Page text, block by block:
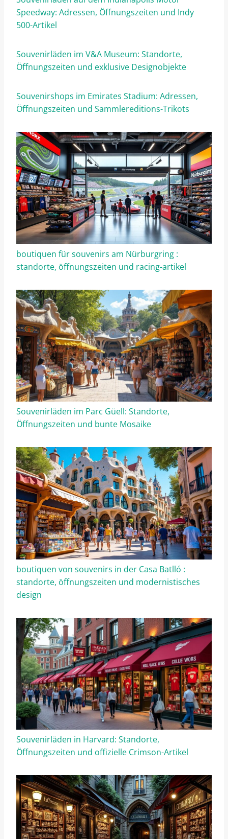
Speedway: Adressen, Öffnungszeiten und Indy
500-Artikel
Souvenirläden im V&A Museum: Standorte,
Öffnungszeiten und exklusive Designobjekte
Souvenirshops im Emirates Stadium: Adressen,
Öffnungszeiten und Sammlereditions-Trikots
boutiquen für souvenirs am Nürburgring :
standorte, öffnungszeiten und racing-artikel
Souvenirläden im Parc Güell: Standorte,
Öffnungszeiten und bunte Mosaike
boutiquen von souvenirs in der Casa Batlló :
standorte, öffnungszeiten und modernistisches
design
Souvenirläden in Harvard: Standorte,
Öffnungszeiten und offizielle Crimson-Artikel